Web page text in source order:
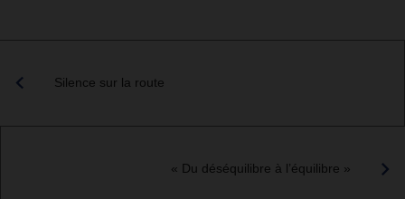
Silence sur la route
« Du déséquilibre à l’équilibre »